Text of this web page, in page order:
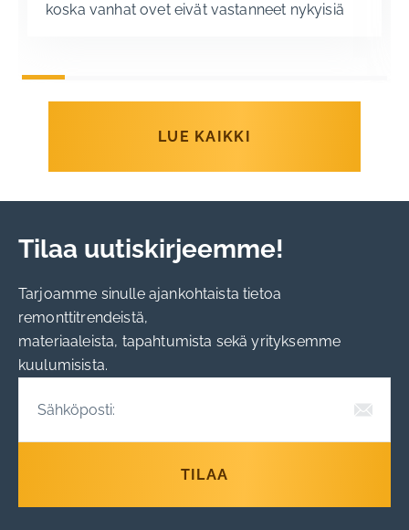
koska vanhat ovet eivät vastanneet nykyisiä
värikarttojen avulla toimistolla. Toimitus ja
asennus sujui sovitun aikataulun mukaan.
Olemme erittäin tyytyväisiä
lämpimästi! Vesa
LUE KAIKKI
Tilaa uutiskirjeemme!
Tarjoamme sinulle ajankohtaista tietoa
remonttitrendeistä,
materiaaleista, tapahtumista sekä yrityksemme
kuulumisista.
TILAA